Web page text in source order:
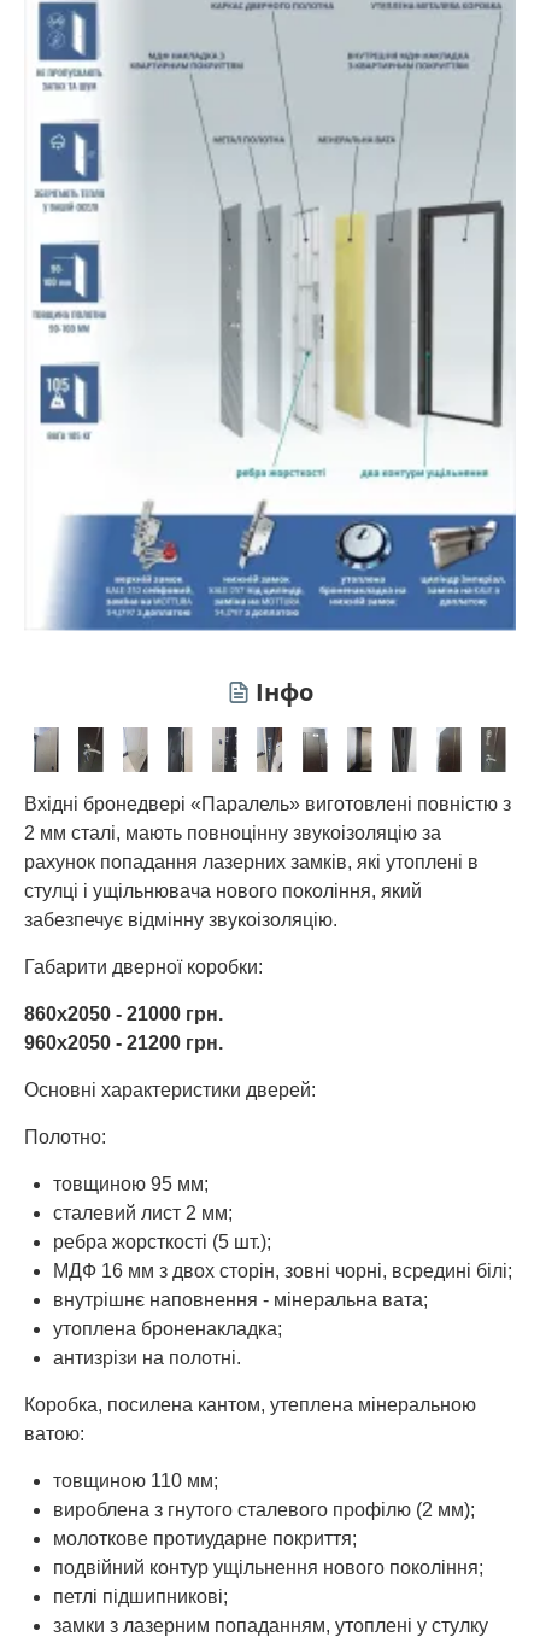
Інфо
Вхідні бронедвері «Паралель» виготовлені повністю з
2 мм сталі, мають повноцінну звукоізоляцію за
рахунок попадання лазерних замків, які утоплені в
стулці і ущільнювача нового покоління, який
забезпечує відмінну звукоізоляцію.
Габарити дверної коробки:
860х2050 - 21000 грн.
960х2050 - 21200 грн.
Основні характеристики дверей:
Полотно:
товщиною 95 мм;
сталевий лист 2 мм;
ребра жорсткості (5 шт.);
МДФ 16 мм з двох сторін, зовні чорні, всредині білі;
внутрішнє наповнення - мінеральна вата;
утоплена броненакладка;
антизрізи на полотні.
Коробка, посилена кантом, утеплена мінеральною
ватою:
товщиною 110 мм;
вироблена з гнутого сталевого профілю (2 мм);
молоткове протиударне покриття;
подвійний контур ущільнення нового покоління;
петлі підшипникові;
замки з лазерним попаданням, утоплені у стулку